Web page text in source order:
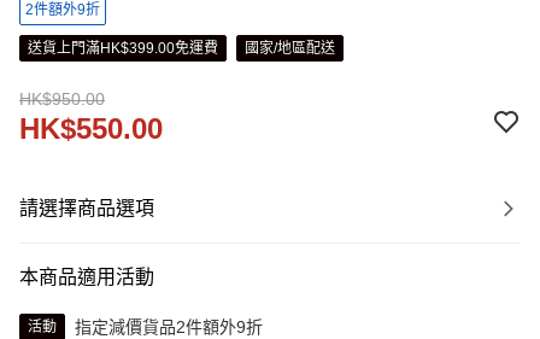
2件額外9折
送貨上門滿HK$399.00免運費 國家/地區配送
HK$950.00
HK$550.00
請選擇商品選項
本商品適用活動
活動 指定減價貨品2件額外9折